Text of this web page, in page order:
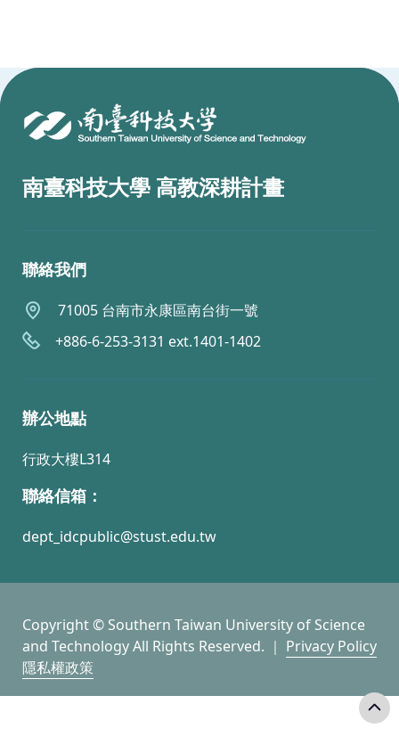
南臺科技大學 高教深耕計畫
聯絡我們
71005 台南市永康區南台街一號
+886-6-253-3131 ext.1401-1402
辦公地點
行政大樓L314
聯絡信箱：
dept_idcpublic@stust.edu.tw
Copyright © Southern Taiwan University of Science
and Technology All Rights Reserved. ｜ Privacy Policy
隱私權政策